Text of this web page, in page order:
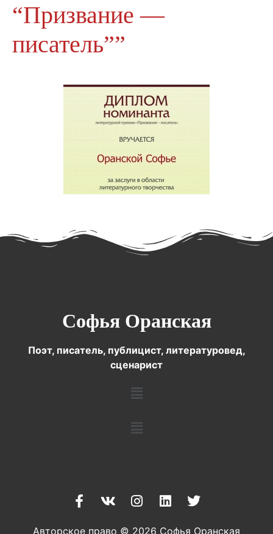
“Призвание —
писатель””
Софья Оранская
Поэт, писатель, публицист, литературовед,
сценарист
Авторское право © 2026 Софья Оранская